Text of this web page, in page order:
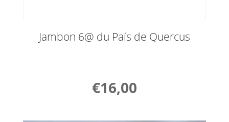
Jambon 6@ du País de Quercus
€16,00